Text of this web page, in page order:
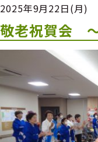
2025年9月22日(月)
敬老祝賀会